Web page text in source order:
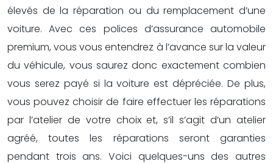
élevés de la réparation ou du remplacement d’une
voiture. Avec ces polices d’assurance automobile
premium, vous vous entendrez à l’avance sur la valeur
du véhicule, vous saurez donc exactement combien
vous serez payé si la voiture est dépréciée. De plus,
vous pouvez choisir de faire effectuer les réparations
par l’atelier de votre choix et, s’il s’agit d’un atelier
agréé, toutes les réparations seront garanties
pendant trois ans. Voici quelques-uns des autres